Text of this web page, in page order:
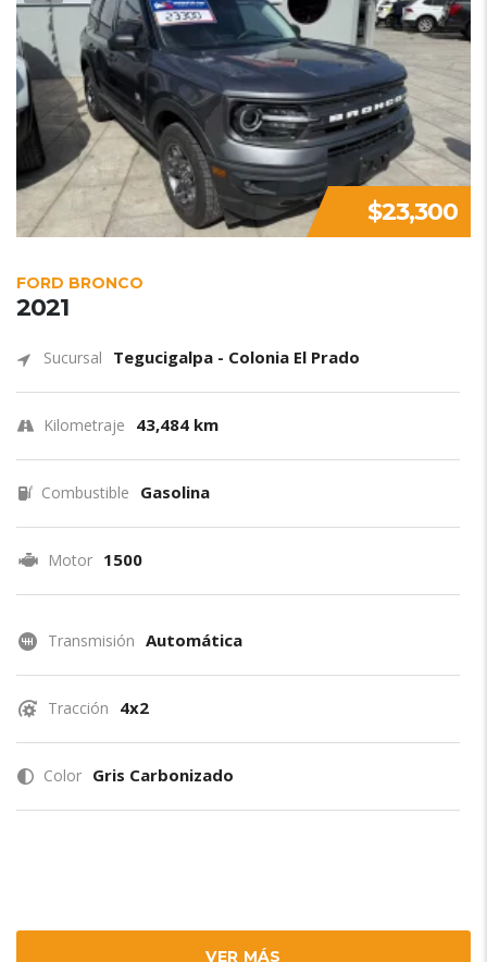
$23,300
FORD BRONCO
2021
Sucursal Tegucigalpa - Colonia El Prado
Kilometraje 43,484 km
Combustible Gasolina
Motor 1500
Transmisión Automática
Tracción 4x2
Color Gris Carbonizado
VER MÁS